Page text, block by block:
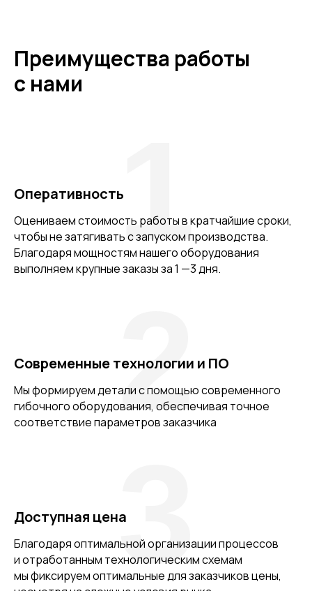
Преимущества работы
с нами
Оперативность
Оцениваем стоимость работы в кратчайшие сроки,
чтобы не затягивать с запуском производства.
Благодаря мощностям нашего оборудования
выполняем крупные заказы за 1 —3 дня.
1
Современные технологии и ПО
Мы формируем детали с помощью современного
гибочного оборудования, обеспечивая точное
соответствие параметров заказчика
2
Доступная цена
Благодаря оптимальной организации процессов
и отработанным технологическим схемам
мы фиксируем оптимальные для заказчиков цены,
3